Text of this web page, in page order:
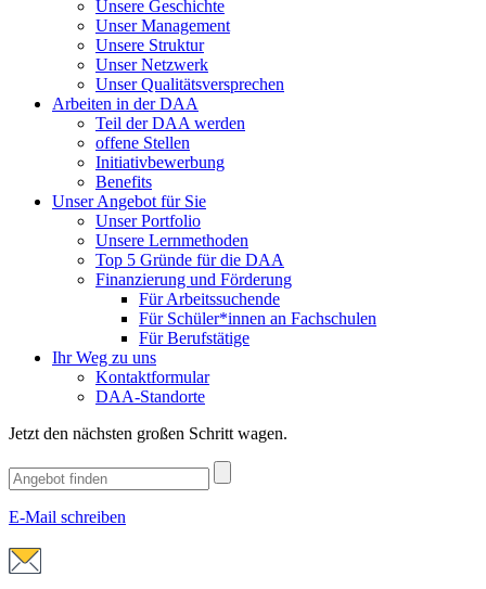
Unsere Geschichte
Unser Management
Unsere Struktur
Unser Netzwerk
Unser Qualitätsversprechen
Arbeiten in der DAA
Teil der DAA werden
offene Stellen
Initiativbewerbung
Benefits
Unser Angebot für Sie
Unser Portfolio
Unsere Lernmethoden
Top 5 Gründe für die DAA
Finanzierung und Förderung
Für Arbeitssuchende
Für Schüler*innen an Fachschulen
Für Berufstätige
Ihr Weg zu uns
Kontaktformular
DAA-Standorte
Jetzt den nächsten großen Schritt wagen.
E-Mail schreiben